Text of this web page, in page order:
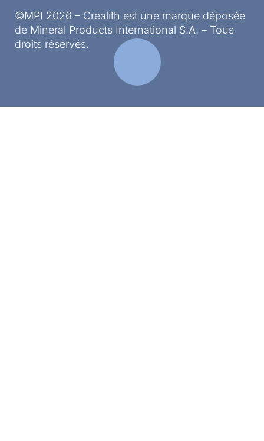
©MPI 2026 – Crealith est une marque déposée
de Mineral Products International S.A. – Tous
droits réservés.